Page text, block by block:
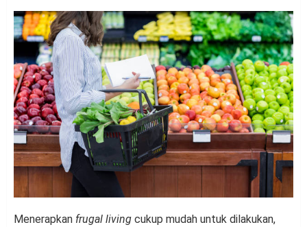
Menerapkan frugal living cukup mudah untuk dilakukan,